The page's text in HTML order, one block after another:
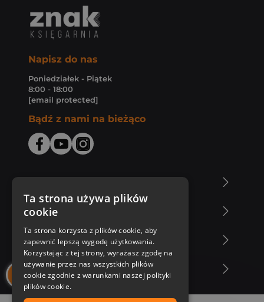
Napisz do nas
Poniedziałek - Piątek
8:00 - 18:00
[email protected]
Bądź z nami na bieżąco
Zakupy u nas
Nasza oferta
Nasi autorzy
Ta strona używa plików
cookie
Ta strona korzysta z plików cookie, aby
zapewnić lepszą wygodę użytkowania.
Korzystając z tej strony, wyrażasz zgodę na
używanie przez nas wszystkich plików
cookie zgodnie z warunkami naszej polityki
plików cookie.